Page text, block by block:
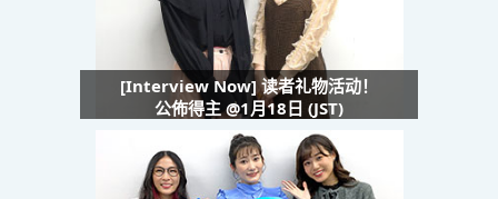
[Interview Now] 读者礼物活动！
公佈得主 @1月18日 (JST)